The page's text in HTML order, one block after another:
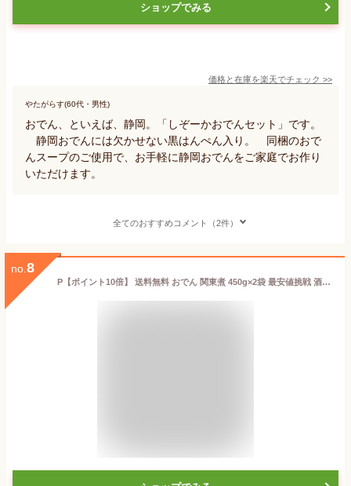
ショップでみる
価格と在庫を楽天でチェック >>
やたがらす(60代・男性)
おでん、といえば、静岡。「しぞーかおでんセット」です。
静岡おでんには欠かせない黒はんぺん入り。 同梱のおで
んスープのご使用で、お手軽に静岡おでんをご家庭でお作り
いただけます。
全てのおすすめコメント（2件）
no. 8
P【ポイント10倍】 送料無料 おでん 関東煮 450g×2袋 最安値挑戦 酒の肴 在宅 おつまみ ポイント消化 お試し ストック 買い置き メール便 お歳暮 2025 ギフト 海鮮 魚 魚介類 御歳暮 おせいぼ